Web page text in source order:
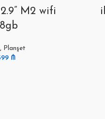
M2 wifi
, Planşet
₼